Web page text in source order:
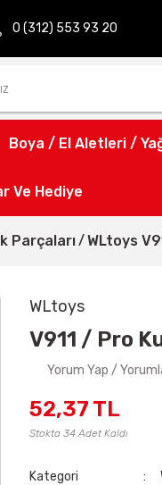
0 (312) 553 93 20
Boya / El Aletleri /
Ve Hediye
Parçaları WLtoys
WLtoys
V911 / Pro
Yorum Yap /
52,37 TL
Stokta 34 Adet Kaldı
Kategori